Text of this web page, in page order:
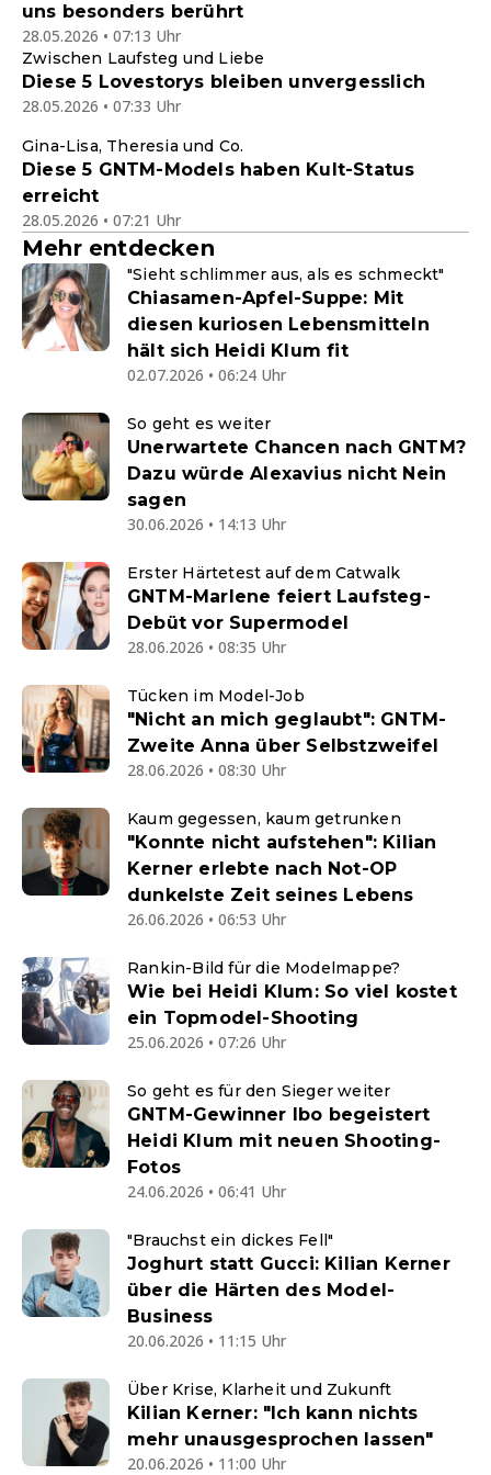
uns besonders berührt
28.05.2026 • 07:13 Uhr
Zwischen Laufsteg und Liebe
Diese 5 Lovestorys bleiben unvergesslich
28.05.2026 • 07:33 Uhr
Gina-Lisa, Theresia und Co.
Diese 5 GNTM-Models haben Kult-Status
erreicht
28.05.2026 • 07:21 Uhr
Mehr entdecken
"Sieht schlimmer aus, als es schmeckt"
Chiasamen-Apfel-Suppe: Mit
diesen kuriosen Lebensmitteln
hält sich Heidi Klum fit
02.07.2026 • 06:24 Uhr
So geht es weiter
Unerwartete Chancen nach GNTM?
Dazu würde Alexavius nicht Nein
sagen
30.06.2026 • 14:13 Uhr
Erster Härtetest auf dem Catwalk
GNTM-Marlene feiert Laufsteg-
Debüt vor Supermodel
28.06.2026 • 08:35 Uhr
Tücken im Model-Job
"Nicht an mich geglaubt": GNTM-
Zweite Anna über Selbstzweifel
28.06.2026 • 08:30 Uhr
Kaum gegessen, kaum getrunken
"Konnte nicht aufstehen": Kilian
Kerner erlebte nach Not-OP
dunkelste Zeit seines Lebens
26.06.2026 • 06:53 Uhr
Rankin-Bild für die Modelmappe?
Wie bei Heidi Klum: So viel kostet
ein Topmodel-Shooting
25.06.2026 • 07:26 Uhr
So geht es für den Sieger weiter
GNTM-Gewinner Ibo begeistert
Heidi Klum mit neuen Shooting-
Fotos
24.06.2026 • 06:41 Uhr
"Brauchst ein dickes Fell"
Joghurt statt Gucci: Kilian Kerner
über die Härten des Model-
Business
20.06.2026 • 11:15 Uhr
Über Krise, Klarheit und Zukunft
Kilian Kerner: "Ich kann nichts
mehr unausgesprochen lassen"
20.06.2026 • 11:00 Uhr